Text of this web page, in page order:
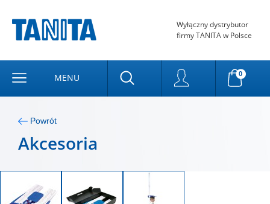
Wyłączny dystrybutor
firmy TANITA w Polsce
MENU 0
Powrót
Akcesoria